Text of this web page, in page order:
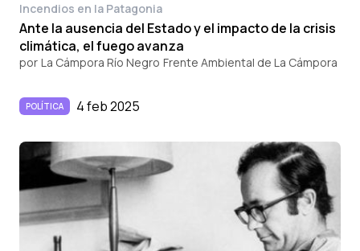
Incendios en la Patagonia
Ante la ausencia del Estado y el impacto de la crisis
climática, el fuego avanza
por La Cámpora Río Negro Frente Ambiental de La Cámpora
POLÍTICA 4 feb 2025